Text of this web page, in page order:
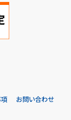
お問い合わせ